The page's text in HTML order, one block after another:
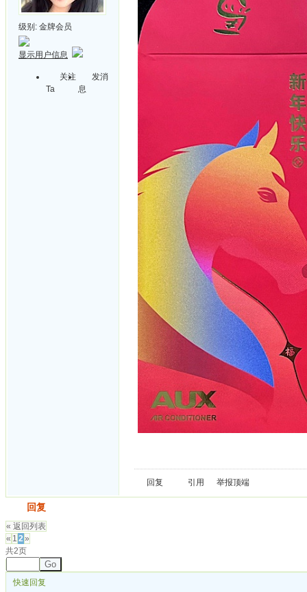
级别: 金牌会员
显示用户信息
关注
Ta
发消
息
回复 引用 举报顶端
回复
« 返回列表
« 1 2»
共2页
Go
快速回复